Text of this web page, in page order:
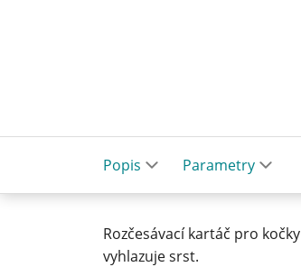
Popis Parametry
Rozčesávací kartáč pro
vyhlazuje srst.